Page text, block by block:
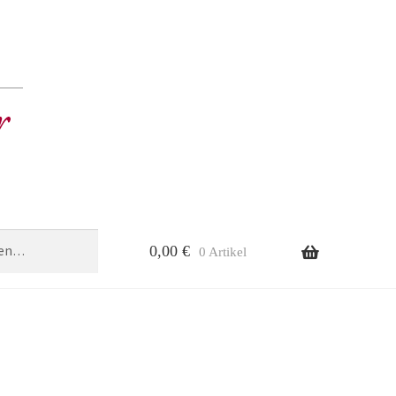
0,00 € 0 Artikel